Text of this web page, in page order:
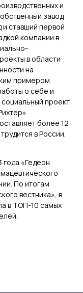
и
завод
и ставший первой
компании в
в области
на
примером
о себе и
проект
более 12
в России.
года «Гедеон
По итогам
вестника», в
в ТОП-10 самых